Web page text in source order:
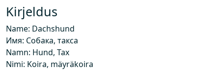
o
g
u
s
Kirjeldus
Name: Dachshund
Имя: Собака, такса
Namn: Hund, Tax
Nimi: Koira, mäyräkoira